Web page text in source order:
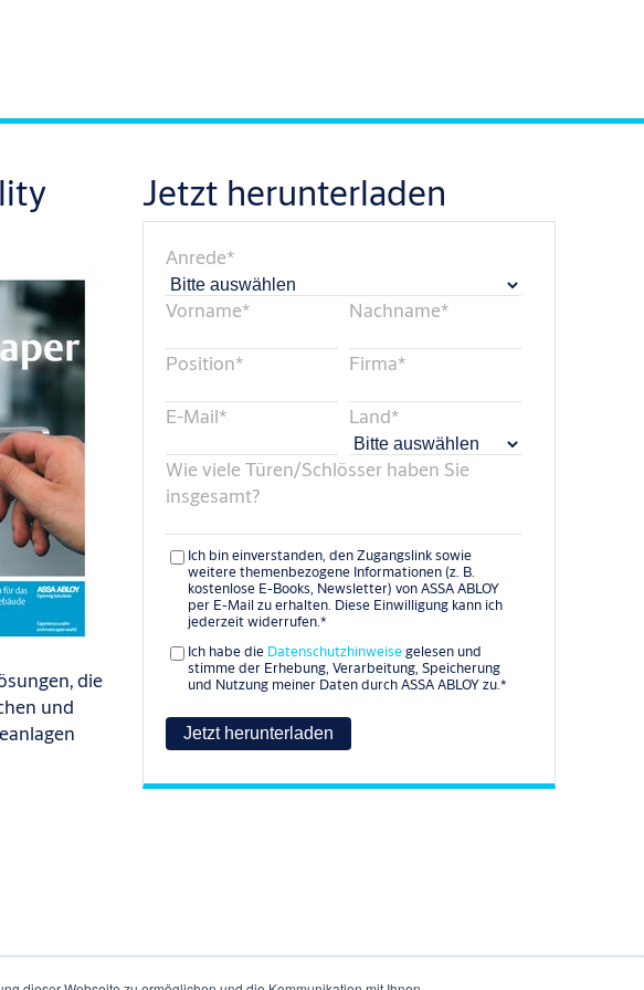
die
und
Jetzt herunterladen
Anrede*
Vorname* Nachname*
Position* Firma*
E-Mail* Land*
Wie viele Türen/Schlösser haben Sie
insgesamt?
Ich bin einverstanden, den Zugangslink sowie
weitere themenbezogene Informationen (z. B.
kostenlose E-Books, Newsletter) von ASSA ABLOY
per E-Mail zu erhalten. Diese Einwilligung kann ich
jederzeit widerrufen.*
Ich habe die Datenschutzhinweisegelesen und
stimme der Erhebung, Verarbeitung, Speicherung
und Nutzung meiner Daten durch ASSA ABLOY zu.*